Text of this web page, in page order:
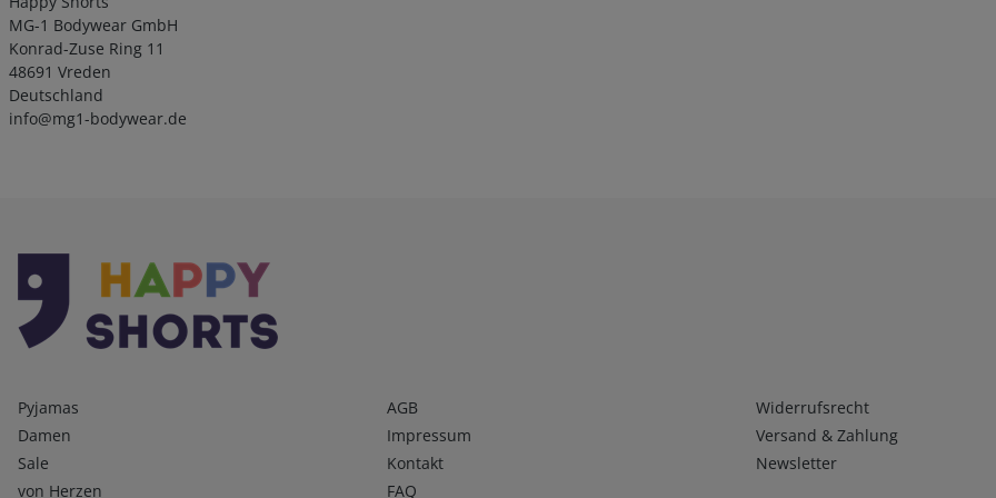
MG-1 Bodywear GmbH
Konrad-Zuse Ring 11
48691 Vreden
Deutschland
info@mg1-bodywear.de
Kategorien
Pyjamas
Damen
Sale
von Herzen
Infos 1
AGB
Impressum
Kontakt
FAQ
Infos 2
Widerrufsrecht
Versand & Zahlung
Newsletter